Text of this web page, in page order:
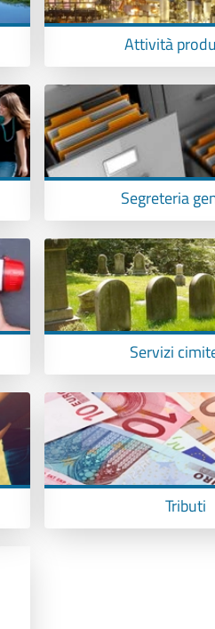
Attività
Segreteria
Servizi
Tributi